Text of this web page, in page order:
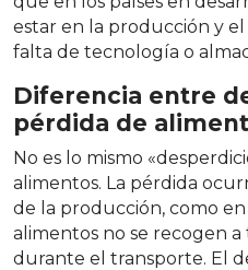
estar en la producción y
falta de tecnología o
Diferencia entre
pérdida de
No es lo mismo
alimentos. La pérdida
de la producción, como
alimentos no se recogen a
durante el transporte. El